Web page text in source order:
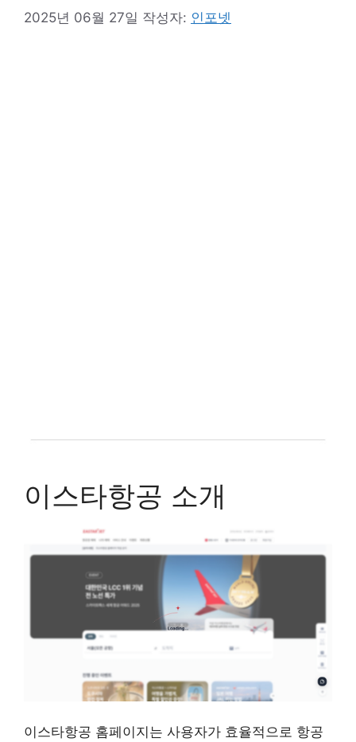
2025년 06월 27일 작성자: 인포넷
이스타항공 소개
이스타항공 홈페이지는 사용자가 효율적으로 항공